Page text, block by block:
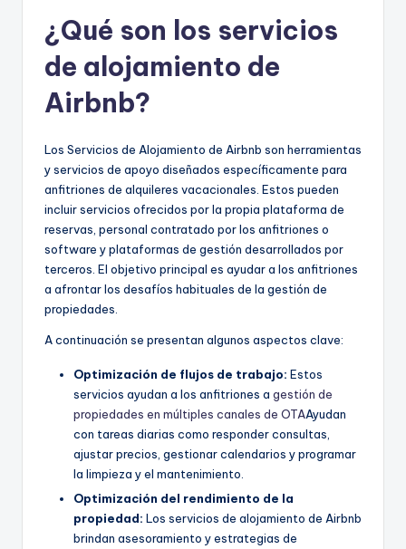
¿Qué son los servicios
de alojamiento de
Airbnb?
Los Servicios de Alojamiento de Airbnb son herramientas
y servicios de apoyo diseñados específicamente para
anfitriones de alquileres vacacionales. Estos pueden
incluir servicios ofrecidos por la propia plataforma de
reservas, personal contratado por los anfitriones o
software y plataformas de gestión desarrollados por
terceros. El objetivo principal es ayudar a los anfitriones
a afrontar los desafíos habituales de la gestión de
propiedades.
A continuación se presentan algunos aspectos clave:
Optimización de flujos de trabajo: Estos
servicios ayudan a los anfitriones a gestión de
propiedades en múltiples canales de OTAAyudan
con tareas diarias como responder consultas,
ajustar precios, gestionar calendarios y programar
la limpieza y el mantenimiento.
Optimización del rendimiento de la
propiedad: Los servicios de alojamiento de Airbnb
brindan asesoramiento y estrategias de